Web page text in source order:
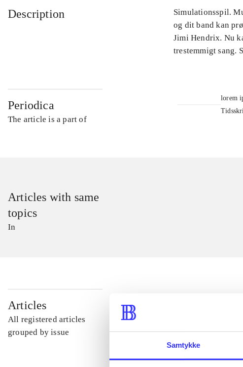
Samtykke
Description
Simulationsspil.
og dit band kan
Jimi Hendrix. Nu
trestemmigt sang.
Periodica
The article is a part of
lorem
Articles with same
topics
In
Articles
All registered articles
grouped by issue
...
...